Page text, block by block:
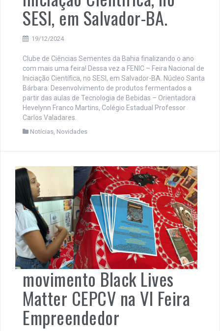
SESI, em Salvador-BA.
19/12/2024
Clube de Ciências Sementes da Bahia finalizando o ano
com mais uma feira! Dessa vez a FENIC – Feira Nacional de
Iniciação Científica, no SESI, em Salvador-BA. Núcleo Santa
Bárbara: Desenvolvimento de produtos fermentados a
partir das aulas de Tecnologia de Bebidas – Orientadora
Hevelynn Franco Martins, Colégio Estadual Professor
Carlos Valadares.
Notícias, Novidades
movimento Black Lives
Matter CEPCV na VI Feira
Empreendedor